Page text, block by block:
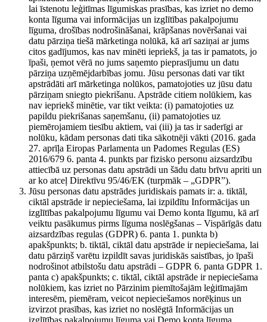
lai īstenotu leģitīmas līgumiskas prasības, kas izriet no demo
konta līguma vai informācijas un izglītības pakalpojumu
līguma, drošības nodrošināšanai, krāpšanas novēršanai vai
datu pārziņa tiešā mārketinga nolūkā, kā arī saziņai ar jums
citos gadījumos, kas nav minēti iepriekš, ja tas ir pamatots, jo
īpaši, ņemot vērā no jums saņemto pieprasījumu un datu
pārziņa uzņēmējdarbības jomu. Jūsu personas dati var tikt
apstrādāti arī mārketinga nolūkos, pamatojoties uz jūsu datu
pārziņam sniegto piekrišanu. Apstrāde citiem nolūkiem, kas
nav iepriekš minētie, var tikt veikta: (i) pamatojoties uz
papildu piekrišanas saņemšanu, (ii) pamatojoties uz
piemērojamiem tiesību aktiem, vai (iii) ja tas ir saderīgi ar
nolūku, kādam personas dati tika sākotnēji vākti (2016. gada
27. aprīļa Eiropas Parlamenta un Padomes Regulas (ES)
2016/679 6. panta 4. punkts par fizisko personu aizsardzību
attiecībā uz personas datu apstrādi un šādu datu brīvu apriti un
ar ko atceļ Direktīvu 95/46/EK (turpmāk – „GDPR”).
Jūsu personas datu apstrādes juridiskais pamats ir: a. tiktāl,
ciktāl apstrāde ir nepieciešama, lai izpildītu Informācijas un
izglītības pakalpojumu līgumu vai Demo konta līgumu, kā arī
veiktu pasākumus pirms līguma noslēgšanas – Vispārīgās datu
aizsardzības regulas (GDPR) 6. panta 1. punkta b)
apakšpunkts; b. tiktāl, ciktāl datu apstrāde ir nepieciešama, lai
datu pārziņš varētu izpildīt savas juridiskās saistības, jo īpaši
nodrošinot atbilstošu datu apstrādi – GDPR 6. panta GDPR 1.
panta c) apakšpunkts; c. tiktāl, ciktāl apstrāde ir nepieciešama
nolūkiem, kas izriet no Pārzinim piemītošajām leģitīmajām
interesēm, piemēram, veicot nepieciešamos norēķinus un
izvirzot prasības, kas izriet no noslēgtā Informācijas un
izglītības pakalpojumu līguma vai Demo konta līguma,